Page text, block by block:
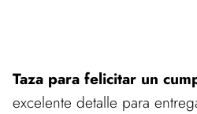
Taza para felicitar un
excelente detalle para